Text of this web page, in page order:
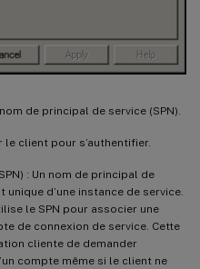
de principal de service (SPN).
le client pour s’authentifier.
: Un nom de principal de
unique d’une instance de service.
le SPN pour associer une
de connexion de service. Cette
cliente de demander
compte même si le client ne